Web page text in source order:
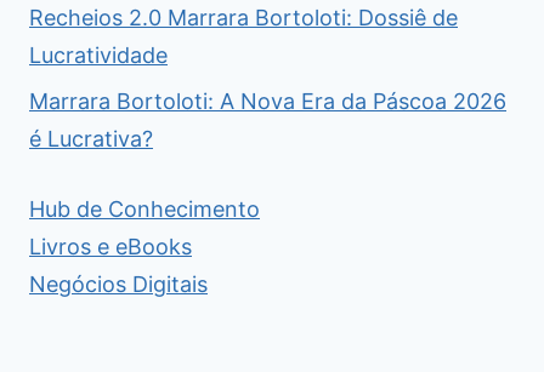
Recheios 2.0 Marrara Bortoloti: Dossiê de
Lucratividade
Marrara Bortoloti: A Nova Era da Páscoa 2026
é Lucrativa?
Hub de Conhecimento
Livros e eBooks
Negócios Digitais